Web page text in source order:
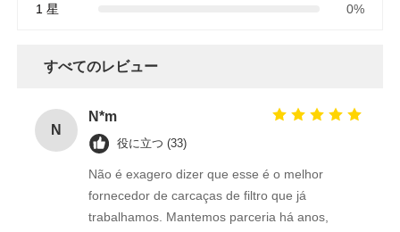
1 星
0%
すべてのレビュー
N
N*m
役に立つ (33)
Não é exagero dizer que esse é o melhor
fornecedor de carcaças de filtro que já
trabalhamos. Mantemos parceria há anos,